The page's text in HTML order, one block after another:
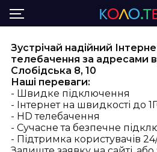
Головна Інтернет та ТБ
Зустрічай надійний
телебачення за адресами
Слобідська 8, 10
Наші переваги:
- Швидке підключення
- Інтернет на швидкості до
- HD телебачення
- Сучасне та безпечне
- Підтримка користувачів